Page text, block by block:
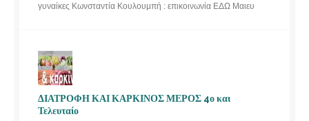
γυναίκες Κωνσταντία Κουλουμπή : επικοινωνία ΕΔΩ Μαιευ
ΔΙΑΤΡΟΦΗ ΚΑΙ ΚΑΡΚΙΝΟΣ ΜΕΡΟΣ 4ο και
Τελευταίο